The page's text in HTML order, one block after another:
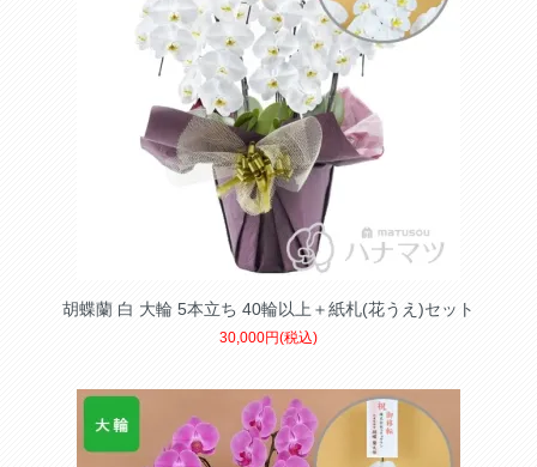
胡蝶蘭 白 大輪 5本立ち 40輪以上＋紙札(花うえ)セット
30,000円(税込)